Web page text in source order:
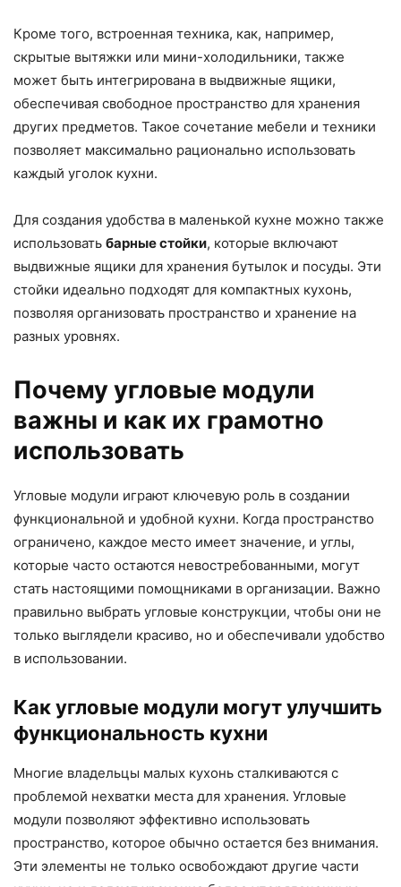
Кроме того, встроенная техника, как, например,
скрытые вытяжки или мини-холодильники, также
может быть интегрирована в выдвижные ящики,
обеспечивая свободное пространство для хранения
других предметов. Такое сочетание мебели и техники
позволяет максимально рационально использовать
каждый уголок кухни.
Для создания удобства в маленькой кухне можно также
использовать барные стойки, которые включают
выдвижные ящики для хранения бутылок и посуды. Эти
стойки идеально подходят для компактных кухонь,
позволяя организовать пространство и хранение на
разных уровнях.
Почему угловые модули
важны и как их грамотно
использовать
Угловые модули играют ключевую роль в создании
функциональной и удобной кухни. Когда пространство
ограничено, каждое место имеет значение, и углы,
которые часто остаются невостребованными, могут
стать настоящими помощниками в организации. Важно
правильно выбрать угловые конструкции, чтобы они не
только выглядели красиво, но и обеспечивали удобство
в использовании.
Как угловые модули могут улучшить
функциональность кухни
Многие владельцы малых кухонь сталкиваются с
проблемой нехватки места для хранения. Угловые
модули позволяют эффективно использовать
пространство, которое обычно остается без внимания.
Эти элементы не только освобождают другие части